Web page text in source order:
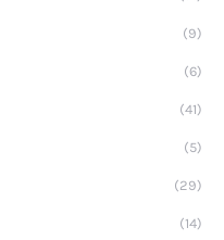
(9)
(6)
(41)
(5)
(29)
(14)